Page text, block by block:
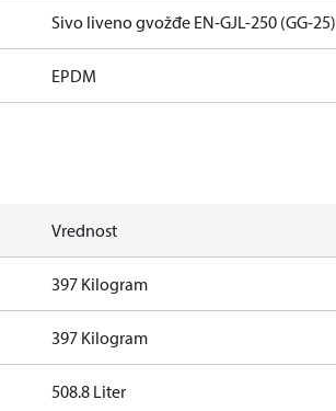
Sivo liveno gvožđe EN-GJL-250 (GG-25)
EPDM
Vrednost
397 Kilogram
397 Kilogram
508.8 Liter